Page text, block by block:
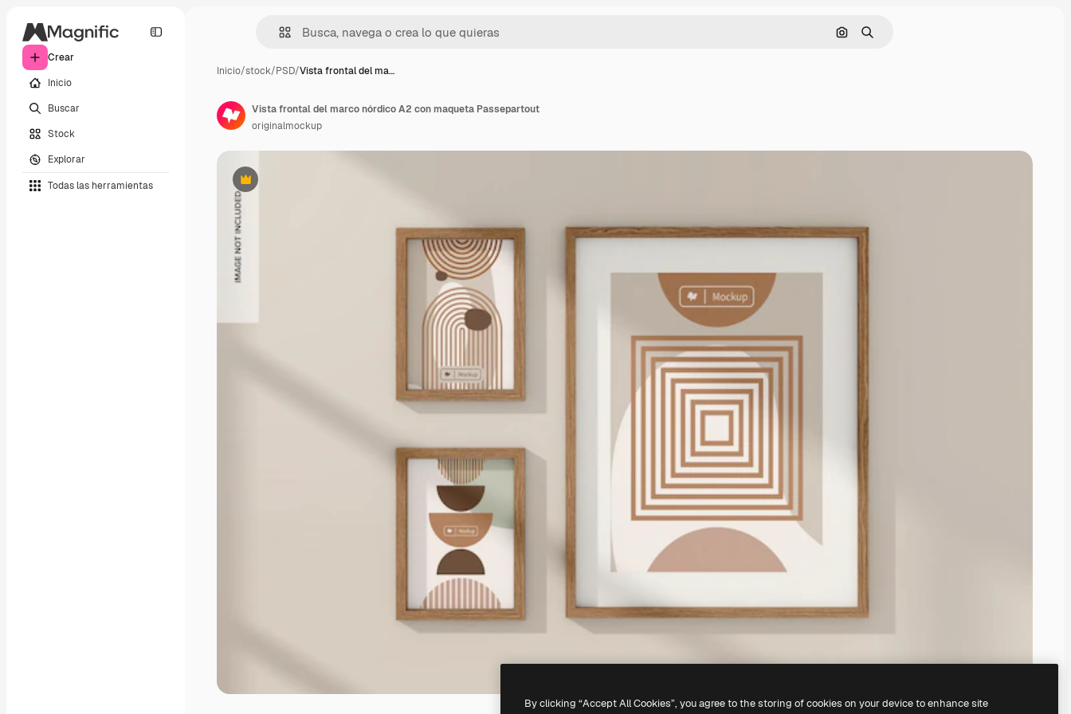
Crear
Inicio
Buscar
Stock
Explorar
Todas las herramientas
Buscar por imagen
Buscar
Inicio/stock/PSD/Vista frontal del ma…
Premium
Vista frontal del marco nórdico A2 con maqueta Passepartout
originalmockup
By clicking “Accept All Cookies”, you agree to the storing of cookies on your device to enhance site